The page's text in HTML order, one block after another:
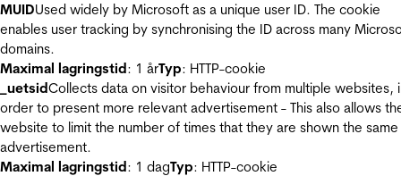
MUIDUsed widely by Microsoft as a unique user ID. The cookie
enables user tracking by synchronising the ID across many
domains.
Maximal lagringstid: 1 årTyp: HTTP-cookie
_uetsidCollects data on visitor behaviour from multiple websites,
order to present more relevant advertisement - This also allows
website to limit the number of times that they are shown the same
advertisement.
Maximal lagringstid: 1 dagTyp: HTTP-cookie